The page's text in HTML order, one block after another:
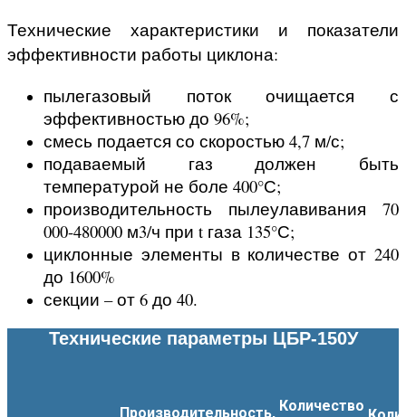
Технические характеристики и показатели
эффективности работы циклона:
пылегазовый поток очищается с
эффективностью до 96%;
смесь подается со скоростью 4,7 м/с;
подаваемый газ должен быть
температурой не боле 400°С;
производительность пылеулавивания 70
000-480000 м3/ч при t газа 135°С;
циклонные элементы в количестве от 240
до 1600%
секции – от 6 до 40.
Технические параметры ЦБР-150У
Производительность, Количество